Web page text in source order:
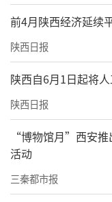
典、抒情、灵
众耳目一新，
力，油然而生对
前4月陕西经济延续
陕西日报
陕西自6月1日起将
陕西日报
“博物馆月”西安
活动
三秦都市报